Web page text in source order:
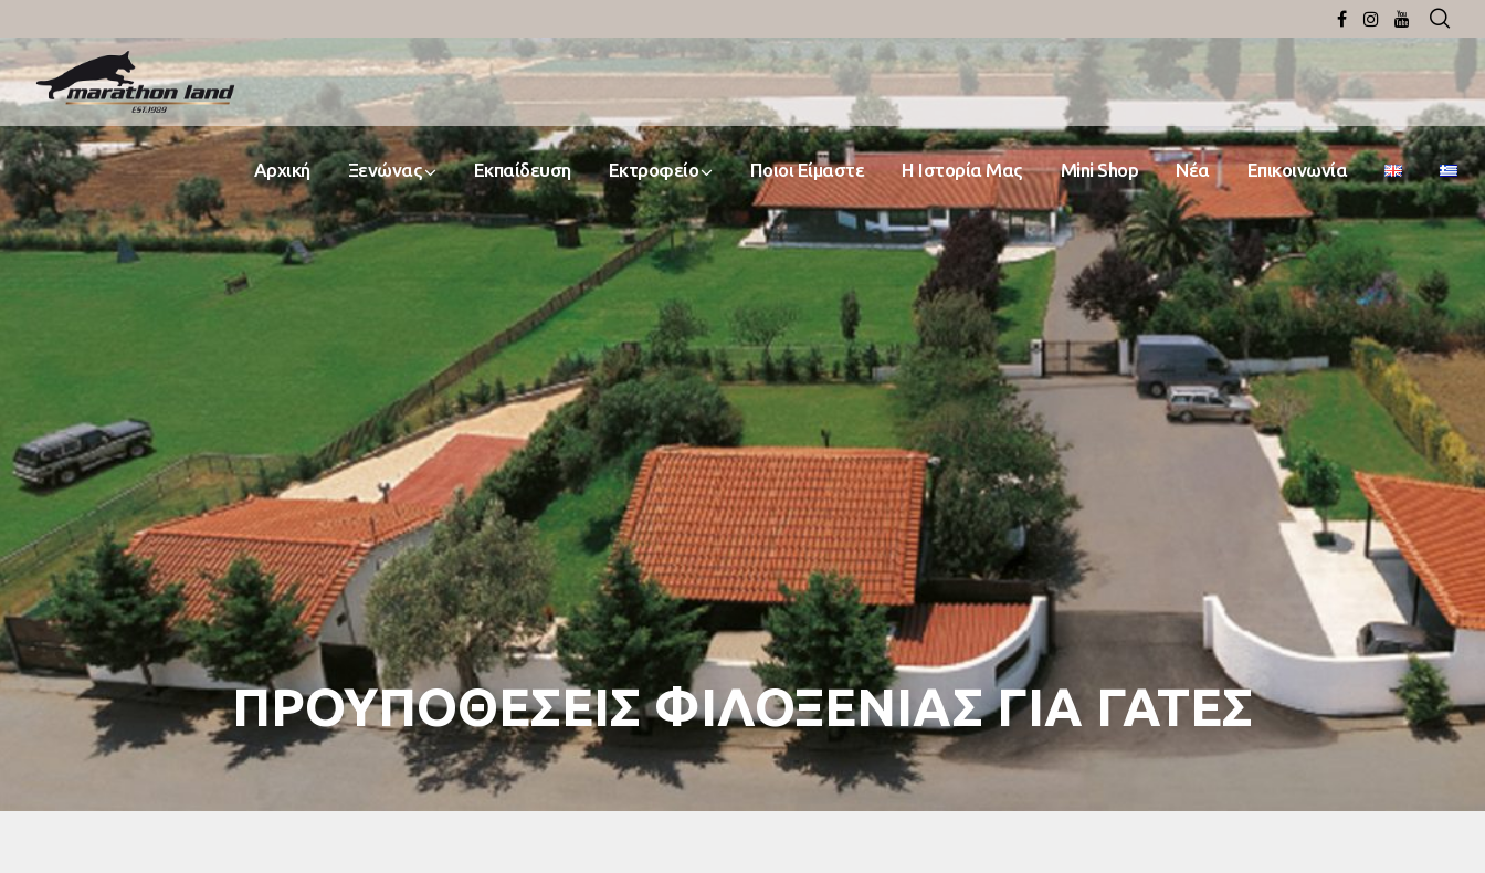
Αρχική Ξενώνας Εκπαίδευση Εκτροφείο Ποιοι Είμαστε Η Ιστορία Μας Mini Shop Νέα Επικοινωνία
ΠΡΟΥΠΟΘΕΣΕΙΣ ΦΙΛΟΞΕΝΙΑΣ ΓΙΑ ΓΑΤΕΣ